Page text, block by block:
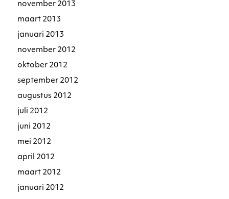
november 2013
maart 2013
januari 2013
november 2012
oktober 2012
september 2012
augustus 2012
juli 2012
juni 2012
mei 2012
april 2012
maart 2012
januari 2012